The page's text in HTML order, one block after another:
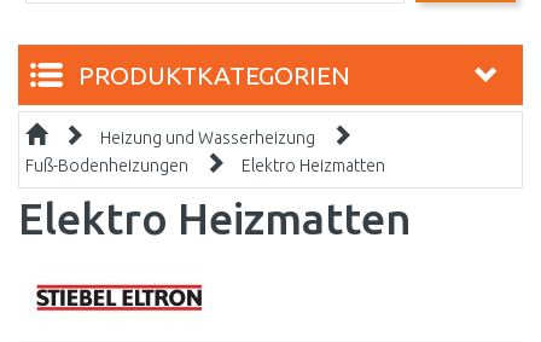
PRODUKTKATEGORIEN
Heizung und Wasserheizung
Fuß-Bodenheizungen
Elektro Heizmatten
Elektro Heizmatten